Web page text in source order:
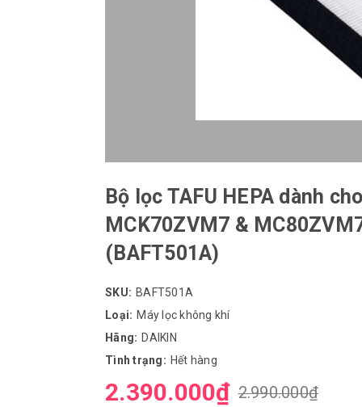
Bộ lọc TAFU HEPA dành
MCK70ZVM7 &
(BAFT501A)
SKU: BAFT501A
Loại: Máy lọc không khí
Hãng: DAIKIN
Tình trạng: Hết hàng
2.390.000₫ 2.990.000₫